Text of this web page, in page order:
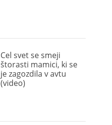
Cel svet se smeji
štorasti mamici, ki se
je zagozdila v avtu
(video)